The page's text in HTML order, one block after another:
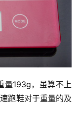
量193g，虽算不上
跑鞋对于重量的及